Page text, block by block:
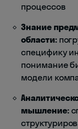
процессов
Знание
области:
специфику
понимание
модели
мышление: